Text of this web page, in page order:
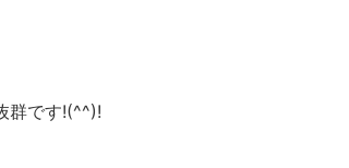
群です!(^^)!